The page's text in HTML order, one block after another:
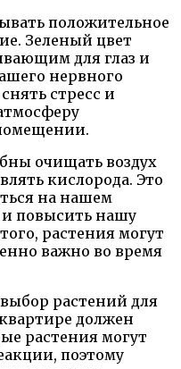
положительное
Зеленый цвет
для глаз и
нервного
стресс и
очищать воздух
кислорода. Это
на нашем
повысить нашу
растения могут
важно во время
растений для
должен
растения могут
поэтому